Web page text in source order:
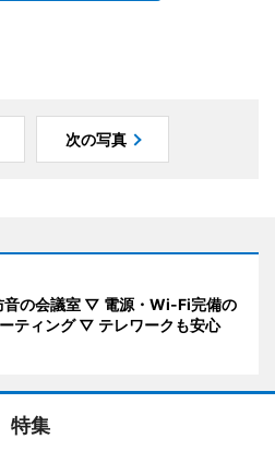
次の写真
の会議室 ▽ 電源・Wi-Fi完備の
ティング ▽ テレワークも安心
特集